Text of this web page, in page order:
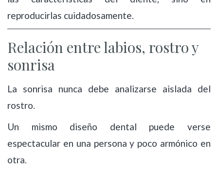
reproducirlas cuidadosamente.
Relación entre labios, rostro y
sonrisa
La sonrisa nunca debe analizarse aislada del
rostro.
Un mismo diseño dental puede verse
espectacular en una persona y poco armónico en
otra.